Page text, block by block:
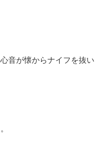
音が懐からナイフを抜い